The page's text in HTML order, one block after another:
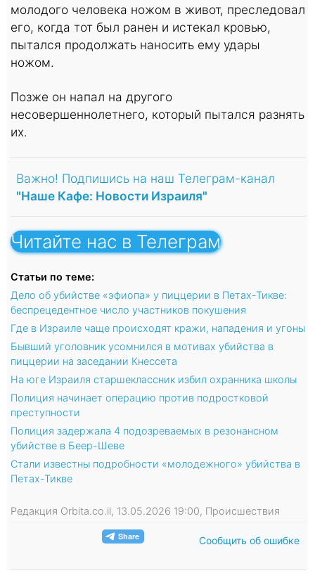
молодого человека ножом в живот, преследовал
его, когда тот был ранен и истекал кровью,
пытался продолжать наносить ему удары
ножом.
Позже он напал на другого
несовершеннолетнего, который пытался разнять
их.
Важно! Подпишись на наш Телеграм-канал
"Наше Кафе: Новости Израиля"
Читайте нас в Телеграм
Статьи по теме:
Дело об убийстве «эфиопа» у пиццерии в Петах-Тикве:
беспрецедентное число участников покушения
Где в Израиле чаще происходят кражи, нападения и угоны
Бывший уголовник усомнился в мотивах убийства в
пиццерии на заседании Кнессета
На юге Израиля cтаршеклассник избил охранника школы
Полиция начинает операцию против подростковой
преступности
Полиция задержала 4 подозреваемых в резонансном
убийстве в Беер-Шеве
Стали известны подробности «молодежного» убийства в
Петах-Тикве
Редакция Orbita.co.il, 13.05.2026 19:00, Происшествия
Сообщить об ошибке